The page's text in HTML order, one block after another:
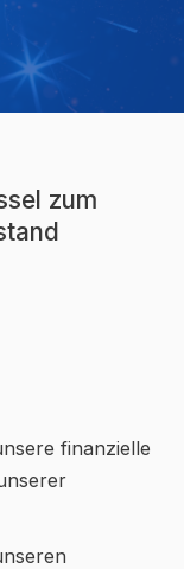
zum
finanzielle